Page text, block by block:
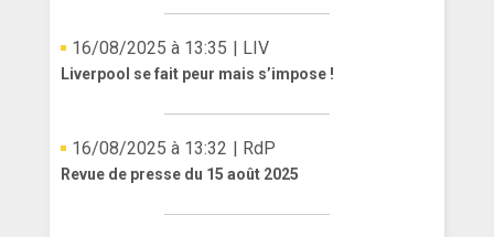
16/08/2025 à 13:35 | LIV
Liverpool se fait peur mais s’impose !
16/08/2025 à 13:32 | RdP
Revue de presse du 15 août 2025